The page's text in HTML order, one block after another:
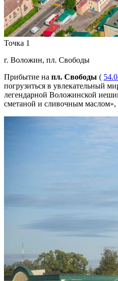
Точка 1
г. Воложин, пл. Свободы
Прибытие на пл. Свободы (
погрузиться в увлекательный
легендарной Воложинской
сметаной и сливочным маслом»,